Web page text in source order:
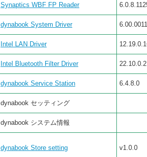
Synaptics WBF FP Reader
dynabook System Driver
Intel LAN Driver
Intel Bluetooth Filter Driver 22.10.0.2
dynabook Service Station 6.4.8.0
dynabook セッティング
dynabook システム情報
dynabook Store setting v1.0.0